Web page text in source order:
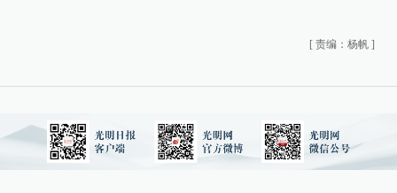
[ 责编：杨帆 ]